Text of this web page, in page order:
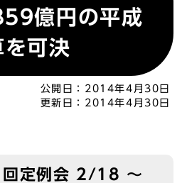
億円の平成
可決
公開日： 2014年4月30日
更新日： 2014年4月30日
定例会 2/18 ～